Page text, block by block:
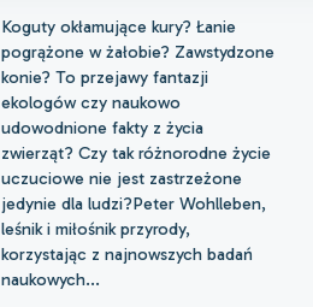
Koguty okłamujące kury? Łanie
pogrążone w żałobie? Zawstydzone
konie? To przejawy fantazji
ekologów czy naukowo
udowodnione fakty z życia
zwierząt? Czy tak różnorodne życie
uczuciowe nie jest zastrzeżone
jedynie dla ludzi?Peter Wohlleben,
leśnik i miłośnik przyrody,
korzystając z najnowszych badań
naukowych...